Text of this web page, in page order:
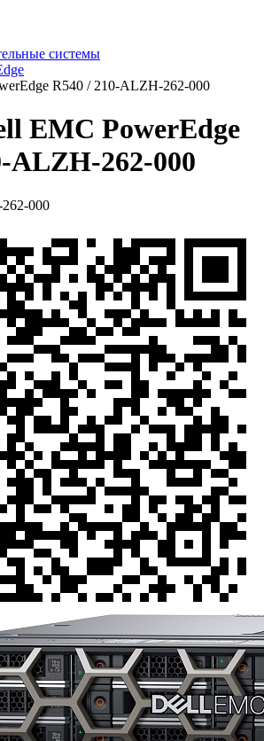
системы
R540 / 210-ALZH-262-000
EMC PowerEdge
ALZH-262-000
000